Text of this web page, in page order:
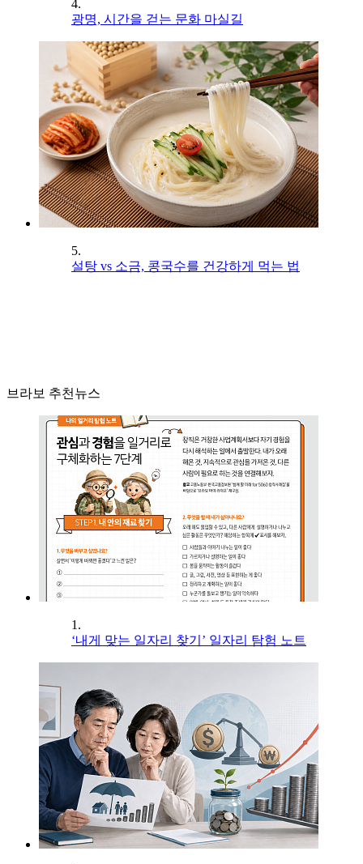
4.
광명, 시간을 걷는 문화 마실길
5.
설탕 vs 소금, 콩국수를 건강하게 먹는 법
브라보 추천뉴스
1.
‘내게 맞는 일자리 찾기’ 일자리 탐험 노트